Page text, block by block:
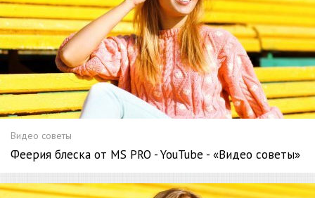
Видео советы
Феерия блеска от MS PRO - YouTube - «Видео советы»